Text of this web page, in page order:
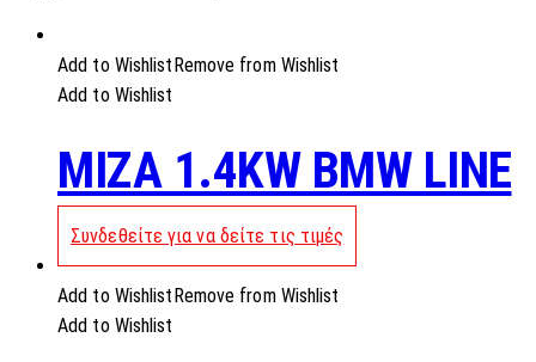
Add to Wishlist Remove from Wishlist
Add to Wishlist
MIZA 1.4KW BMW LINE
Συνδεθείτε για να δείτε τις τιμές
Add to Wishlist Remove from Wishlist
Add to Wishlist